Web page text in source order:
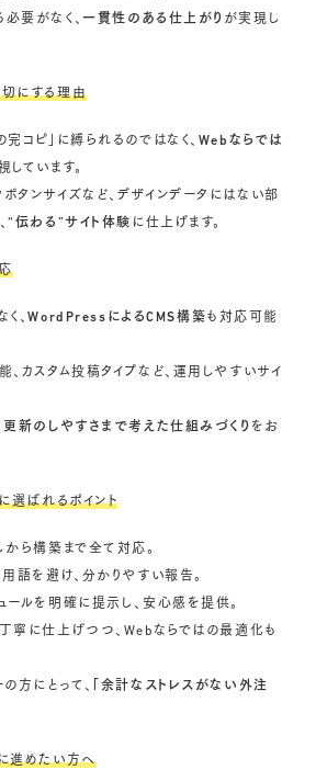
要がなく、一貫性のある仕上がり が実現し
にする理由
コピ」に縛られるのではなく、 Webならでは
しています。
タンサイズなど、デザインデータにはない部
“伝わる”サイト体験 に仕上げます。
く、WordPressによるCMS構築も対応可能
、カスタム投稿タイプなど、運用しやすいサイ
更新のしやすさまで考えた仕組みづくり をお
選ばれるポイント
から構築まで全て対応。
用語を避け、分かりやすい報告。
ュールを明確に提示し、安心感を提供。
丁寧に仕上げつつ、Webならではの最適化も
方にとって、 「余計なストレスがない外注
進めたい方へ